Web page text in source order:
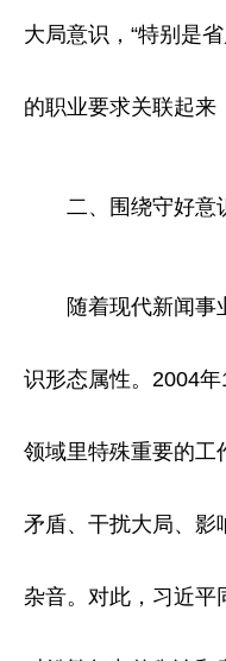
大局意识，“特别是
的职业要求关联起来
二、围绕守好意
随着现代新闻事业
识形态属性。2004
领域里特殊重要的工
矛盾、干扰大局、影
杂音。对此，习近平